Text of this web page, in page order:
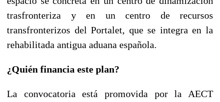
trasfronteriza y en un centro de recursos
transfronterizos del Portalet, que se integra en la
rehabilitada antigua aduana española.
¿Quién financia este plan?
La convocatoria está promovida por la AECT